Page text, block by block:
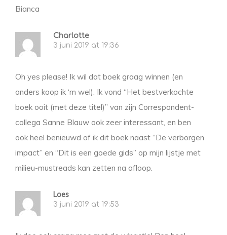
Bianca
Charlotte
3 juni 2019 at 19:36
Oh yes please! Ik wil dat boek graag winnen (en
anders koop ik ‘m wel). Ik vond “Het bestverkochte
boek ooit (met deze titel)” van zijn Correspondent-
collega Sanne Blauw ook zeer interessant, en ben
ook heel benieuwd of ik dit boek naast “De verborgen
impact” en “Dit is een goede gids” op mijn lijstje met
milieu-mustreads kan zetten na afloop.
Loes
3 juni 2019 at 19:53